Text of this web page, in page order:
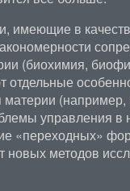
имеющие в
(биохимия,
отдельные
(например,
управления в
«переходных»
новых методов